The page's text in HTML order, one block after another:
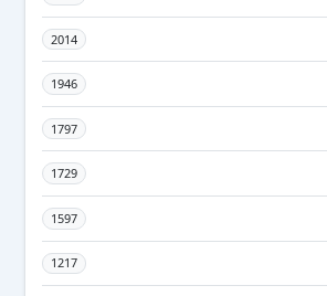
2014
1946
1797
1729
1597
1217